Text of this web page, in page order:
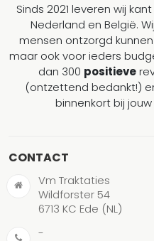
Sinds 2021 leveren wij
Nederland en België.
mensen ontzorgd
maar ook voor ieders
dan 300 positieve
(ontzettend bedankt!)
binnenkort bij
CONTACT
Vm Traktaties
Wildforster 54
6713 KC Ede (NL)
-